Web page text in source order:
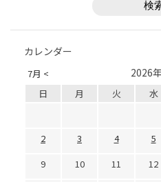
カレンダー
7月 < 2026
日 月 火 水
2
3 4 5
9
10 11 12